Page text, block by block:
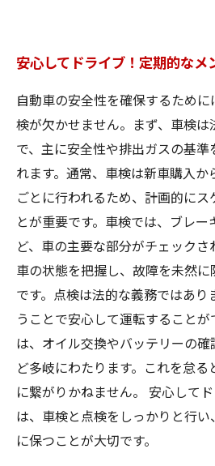
安心してドライブ！定期的なメ
自動車の安全性を確保するため
検が欠かせません。まず、車検
で、主に安全性や排出ガスの基
れます。通常、車検は新車購入
ごとに行われるため、計画的に
とが重要です。車検では、ブレ
ど、車の主要な部分がチェック
車の状態を把握し、故障を未然
です。点検は法的な義務ではあ
うことで安心して運転すること
は、オイル交換やバッテリーの
ど多岐にわたります。これを怠
に繋がりかねません。 安心して
は、車検と点検をしっかりと行
に保つことが大切です。